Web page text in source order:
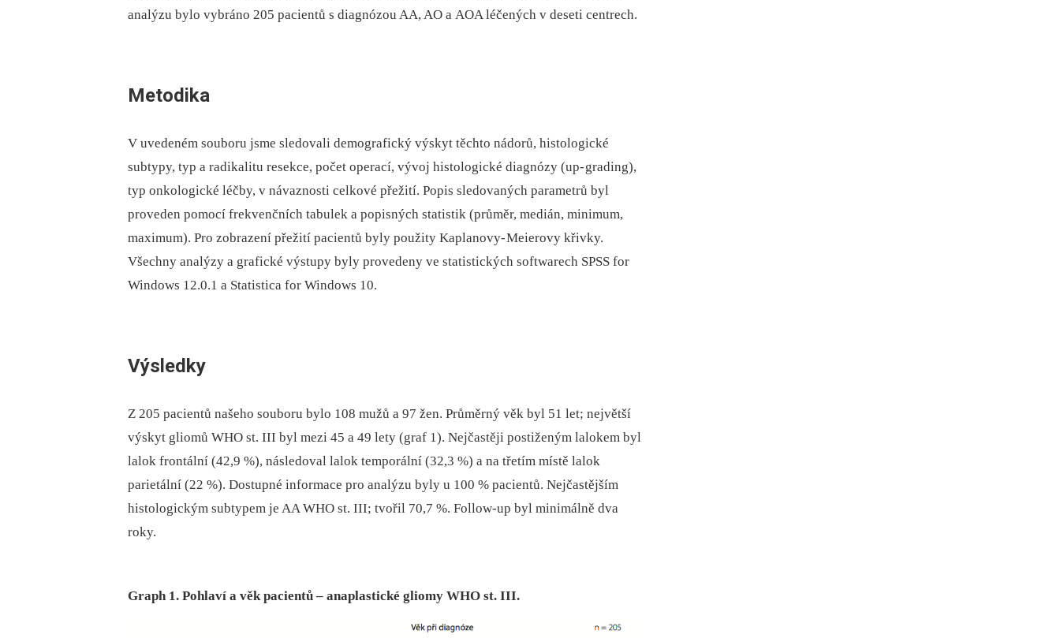
analýzu bylo vybráno 205 pa­cientů s dia­gnózou AA, AO a AOA léčených v deseti centrech.
Metodika
V uvedeném souboru jsme sledovali demografický výskyt těchto nádorů, histologické
subtypy, typ a radikalitu resekce, počet operací, vývoj histologické dia­gnózy (up‑grading),
typ onkologické léčby, v návaznosti celkové přežití. Popis sledovaných parametrů byl
proveden pomocí frekvenčních tabulek a popisných statistik (průměr, medián, minimum,
maximum). Pro zobrazení přežití pa­cientů byly použity Kaplanovy‑Meierovy křivky.
Všechny analýzy a grafické výstupy byly provedeny ve statistických softwarech SPSS for
Windows 12.0.1 a Statistica for Windows 10.
Výsledky
Z 205 pa­cientů našeho souboru bylo 108 mužů a 97 žen. Průměrný věk byl 51 let; největší
výskyt gliomů WHO st. III byl mezi 45 a 49 lety (graf 1). Nejčastěji postiženým lalokem byl
lalok frontální (42,9 %), následoval lalok temporální (32,3 %) a na třetím místě lalok
parietální (22 %). Dostupné informace pro analýzu byly u 100 % pa­cientů. Nejčastějším
histologickým subtypem je AA WHO st. III; tvořil 70,7 %. Follow‑up byl minimálně dva
roky.
Graph 1. Pohlaví a věk pacientů – anaplastické gliomy WHO st. III.